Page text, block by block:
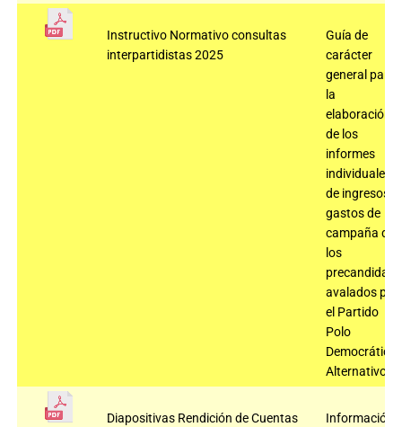
Instructivo Normativo consultas
interpartidistas 2025
Guía de
carácter
general para
la
elaboración
de los
informes
individuales
de ingresos y
gastos de
campaña de
los
avalados por
el Partido
Polo
Democrático
Alternativo
Diapositivas Rendición de Cuentas
Información